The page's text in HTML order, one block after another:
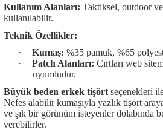
Kullanım Alanları: Taktiksel, outdoor
kullanılabilir.
Teknik Özellikler:
·
Kumaş: %35 pamuk, %65
·
Patch Alanları: Cırtları web
uyumludur.
Büyük beden erkek tişört seçenekleri
Nefes alabilir kumaşıyla yazlık tişört
ve şık bir görünüm isteyenler dolabında
verebilirler.